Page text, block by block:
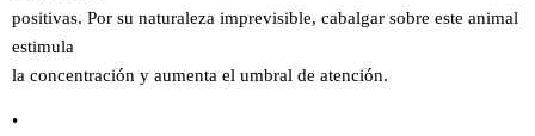
positivas. Por su naturaleza imprevisible, cabalgar sobre este animal
estimula
la concentración y aumenta el umbral de atención.
•